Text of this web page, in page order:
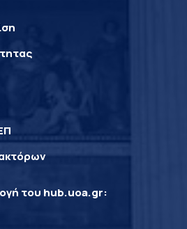
του hub.uoa.gr: